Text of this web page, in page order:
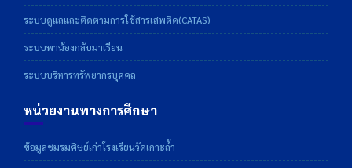
ระบบดูแลและติดตามการใช้สารเสพติด(CATAS)
ระบบพาน้องกลับมาเรียน
ระบบบริหารทรัพยากรบุคคล
หน่วยงานทางการศึกษา
ข้อมูลชมรมศิษย์เก่าโรงเรียนวัดเกาะถ้ำ